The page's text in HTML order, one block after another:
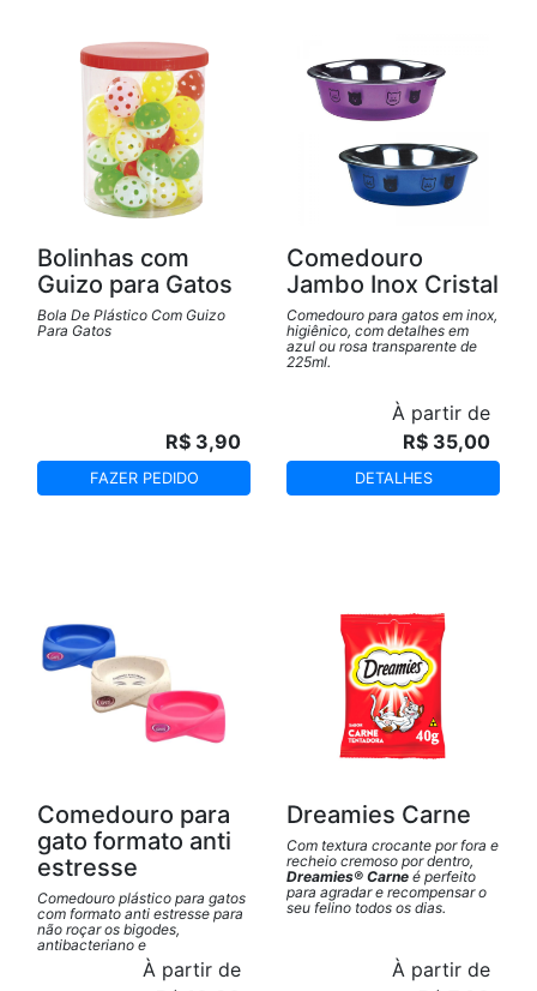
Bolinhas com
Guizo para Gatos
Bola De Plástico Com Guizo
Para Gatos
R$ 3,90
FAZER PEDIDO
Comedouro
Jambo Inox Cristal
Comedouro para gatos em inox,
higiênico, com detalhes em
azul ou rosa transparente de
225ml.
À partir de
R$ 35,00
DETALHES
Comedouro para
gato formato anti
estresse
Comedouro plástico para gatos
com formato anti estresse para
não roçar os bigodes,
antibacteriano e
À partir de
Dreamies Carne
Com textura crocante por fora e
recheio cremoso por dentro,
Dreamies® Carne é perfeito
para agradar e recompensar o
seu felino todos os dias.
À partir de